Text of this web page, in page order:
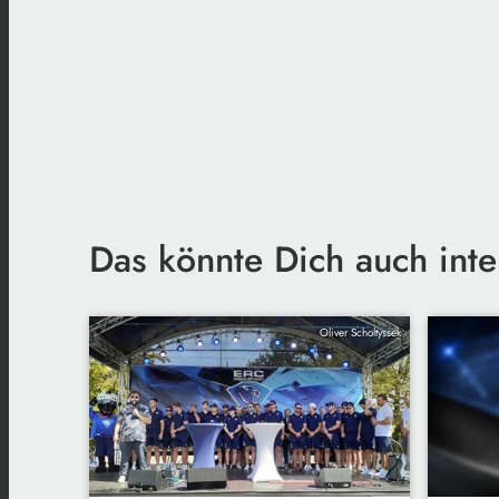
Das könnte Dich auch
Oliver Scholtyssek